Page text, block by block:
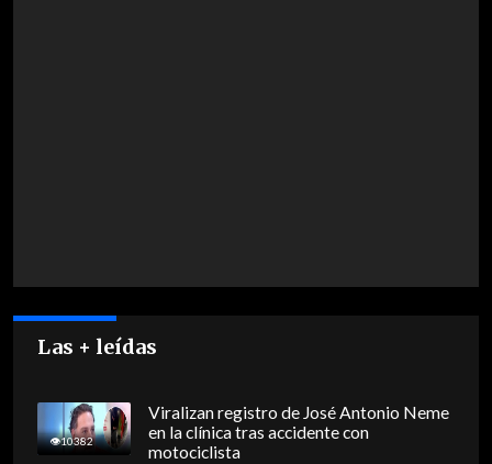
Las + leídas
10382
Viralizan registro de José Antonio Neme
en la clínica tras accidente con
motociclista